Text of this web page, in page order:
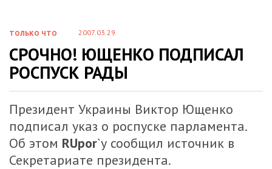
ТОЛЬКО ЧТО 2007.03.29
СРОЧНО! ЮЩЕНКО ПОДПИСАЛ
РОСПУСК РАДЫ
Президент Украины Виктор Ющенко
подписал указ о роспуске парламента.
Об этом RUpor`у сообщил источник в
Секретариате президента.